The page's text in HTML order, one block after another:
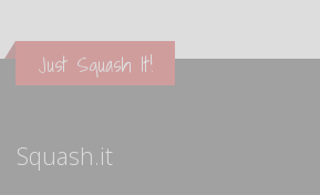
Just Squash It!
Squash.it